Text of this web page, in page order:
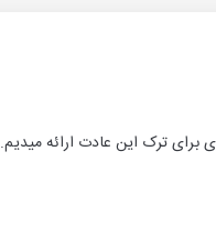
ترک این عادت ارائه میدیم.